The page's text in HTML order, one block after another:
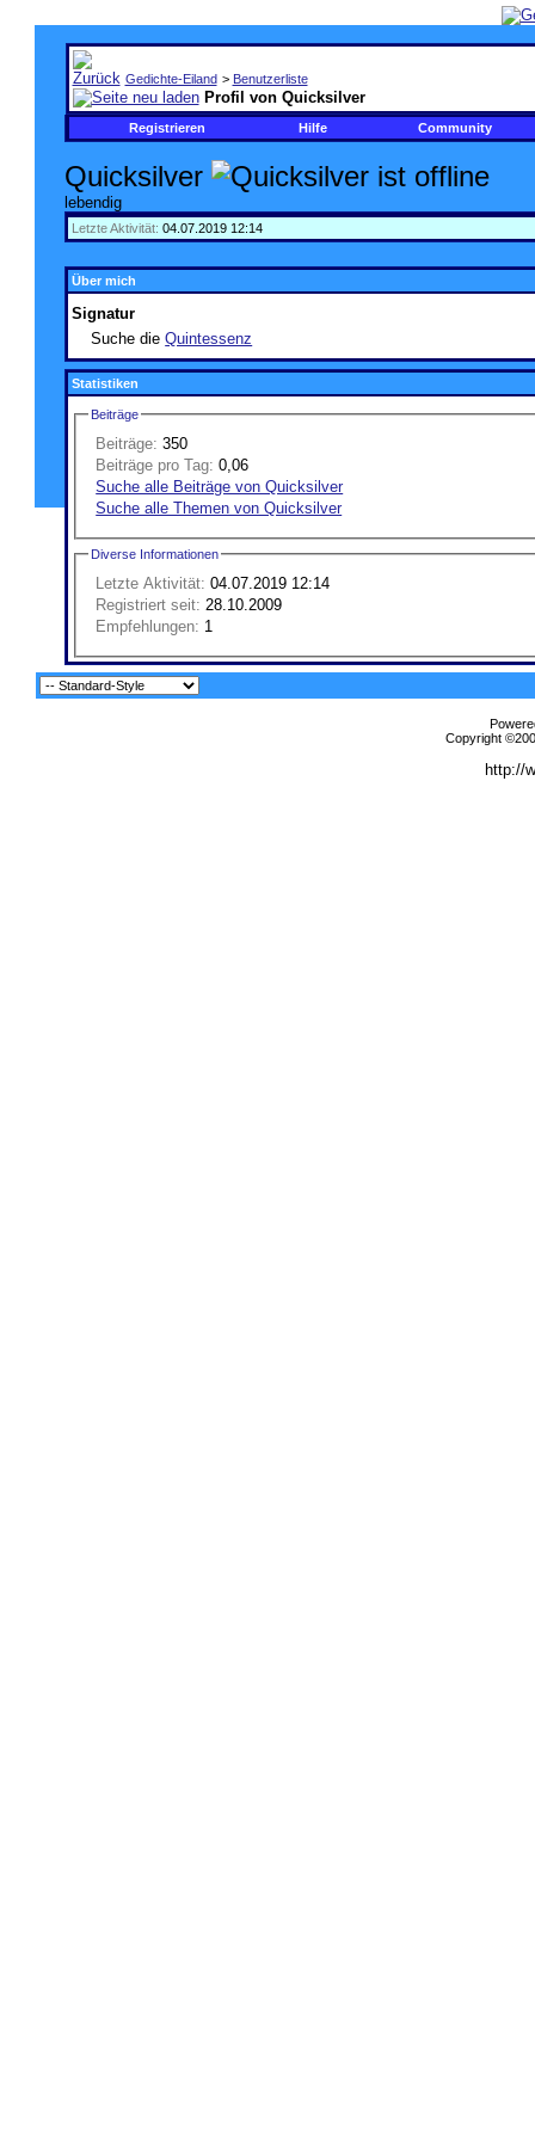
Gedichte-Eiland > Benutzerliste
Profil von Quicksilver
Registrieren Hilfe Community
Quicksilver
lebendig
Letzte Aktivität: 04.07.2019 12:14
Über mich
Signatur
Suche dieQuintessenz
Statistiken
Beiträge
Beiträge: 350
Beiträge pro Tag: 0,06
Suche alle Beiträge von Quicksilver
Suche alle Themen von Quicksilver
Diverse Informationen
Letzte Aktivität: 04.07.2019 12:14
Registriert seit: 28.10.2009
Empfehlungen: 1
Copyright
http://